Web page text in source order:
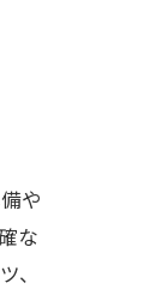
や
な
、